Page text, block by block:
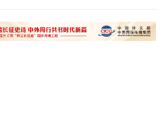
塞思因弹药库存短缺发生争执